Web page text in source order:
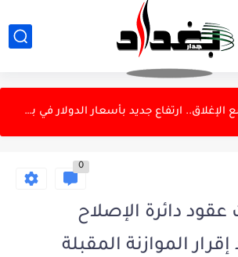
انقلاب صهريج نفط واحتراق مركبات في الشعلة
مع الإغلاق.. ارتفاع جديد بأسعار الدولار في بغداد
لدعم البطاقة التموينية.. التجارة: أسطول النقل البري ينجز نقل 7000...
0
عقود دائرة الإصلاح
الموازنة المقبلة